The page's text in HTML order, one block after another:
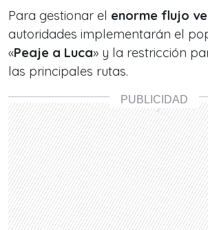
Para gestionar el enorme flujo
autoridades implementarán el
«Peaje a Luca» y la restricción
las principales rutas.